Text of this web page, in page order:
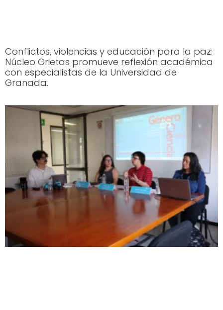
Conflictos, violencias y educación para la paz:
Núcleo Grietas promueve reflexión académica
con especialistas de la Universidad de
Granada.